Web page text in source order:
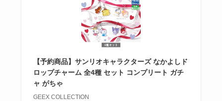
【予約商品】サンリオキャラクターズ なかよしド
ロップチャーム 全4種 セット コンプリート ガチ
ャ がちゃ
GEEX COLLECTION